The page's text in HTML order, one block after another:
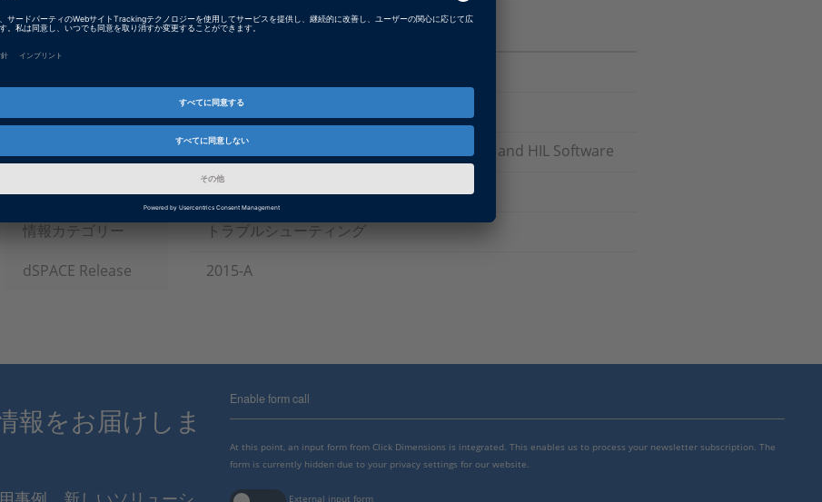
Tags
シミュレーションモデル
ASM (Automotive Simulation Models), RCP and HIL Software
インフォメーション
パッチ
情報カテゴリー
トラブルシューティング
dSPACE Release
2015-A
報をお届けしま
Enable form call
At this point, an input form from Click Dimensions is integrated. This enables us to process your newsletter subscription. The
form is currently hidden due to your privacy settings for our website.
External input form